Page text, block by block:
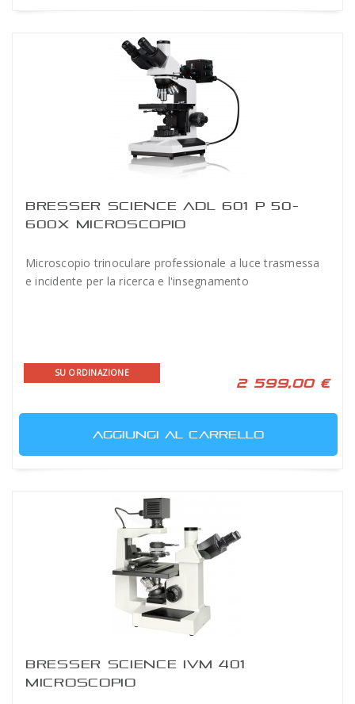
BRESSER SCIENCE ADL 601 P 50-
600X MICROSCOPIO
Microscopio trinoculare professionale a luce trasmessa
e incidente per la ricerca e l'insegnamento
SU ORDINAZIONE
2 599,00 €
AGGIUNGI AL CARRELLO
BRESSER SCIENCE IVM 401
MICROSCOPIO